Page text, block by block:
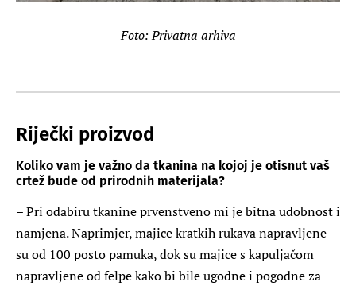
Foto: Privatna arhiva
Riječki proizvod
Koliko vam je važno da tkanina na kojoj je otisnut vaš
crtež bude od prirodnih materijala?
– Pri odabiru tkanine prvenstveno mi je bitna udobnost i
namjena. Naprimjer, majice kratkih rukava napravljene
su od 100 posto pamuka, dok su majice s kapuljačom
napravljene od felpe kako bi bile ugodne i pogodne za